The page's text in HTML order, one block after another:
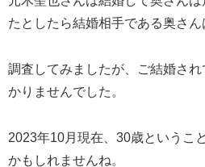
たとしたら結婚相手である奥さん
調査してみましたが、ご結婚さ
かりませんでした。
2023年10月現在、30歳というこ
かもしれませんね。